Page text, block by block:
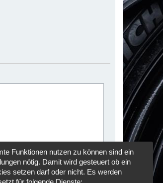
Funktionen nutzen zu können sind ein
nötig. Damit wird gesteuert ob ein
setzen darf oder nicht. Es werden